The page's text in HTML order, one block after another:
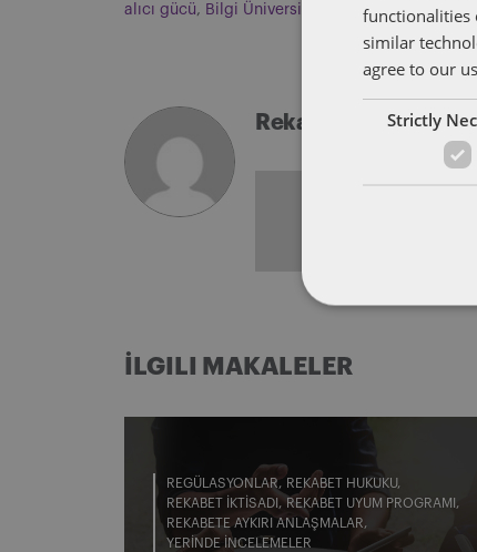
alıcı gücü, Bilgi Üniversitesi Rekabet Hukuku
Rekabet regulasyon
İLGILI MAKALELER
REGÜLASYONLAR
REKABET HUKUKU
REKABET İKTISADI
REKABET UYUM PROGRAMI
REKABETE AYKIRI ANLAŞMALAR
YERINDE İNCELEMELER
functionalities
similar
agree to our
Strictly